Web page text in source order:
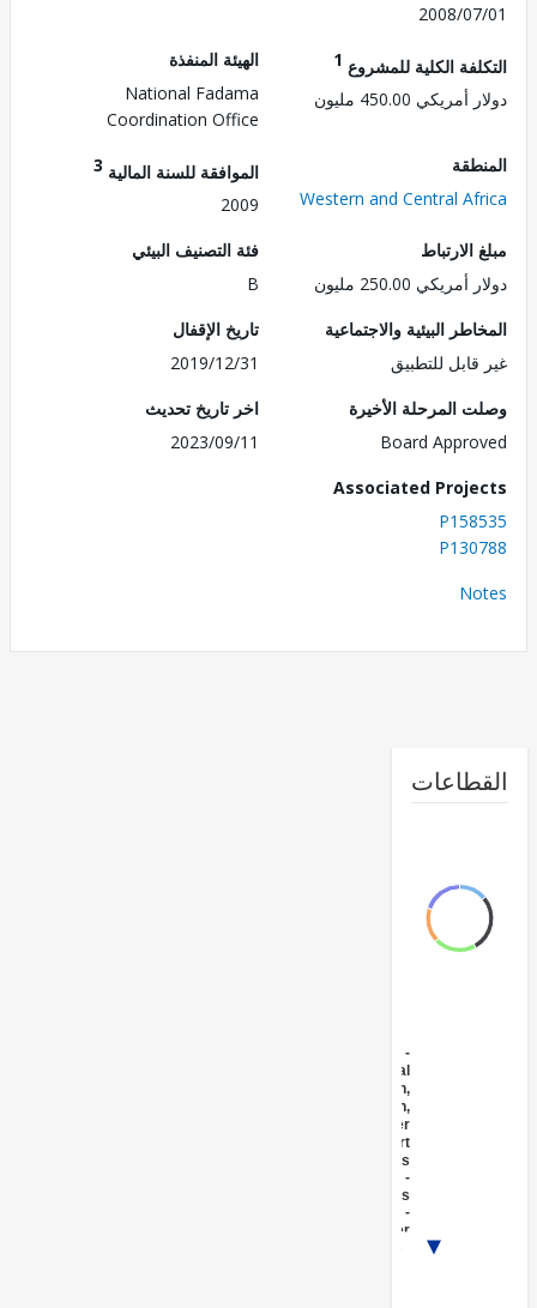
2008/
الكلية للمشروع1
450.00 مليون
الهيئة المنفذة
National Fadama
Coordination Office
Western and Central
الموافقة للسنة المالية3
2009
250.00 مليون
فئة التصنيف البيئي
B
البيئية والاجتماعية
للتطبيق
تاريخ الإقفال
2019/12/31
المرحلة الأخيرة
Board
اخر تاريخ تحديث
2023/09/11
Associated
Agricultural
Extension,
Research,
and Other
Activities
Agriculture,